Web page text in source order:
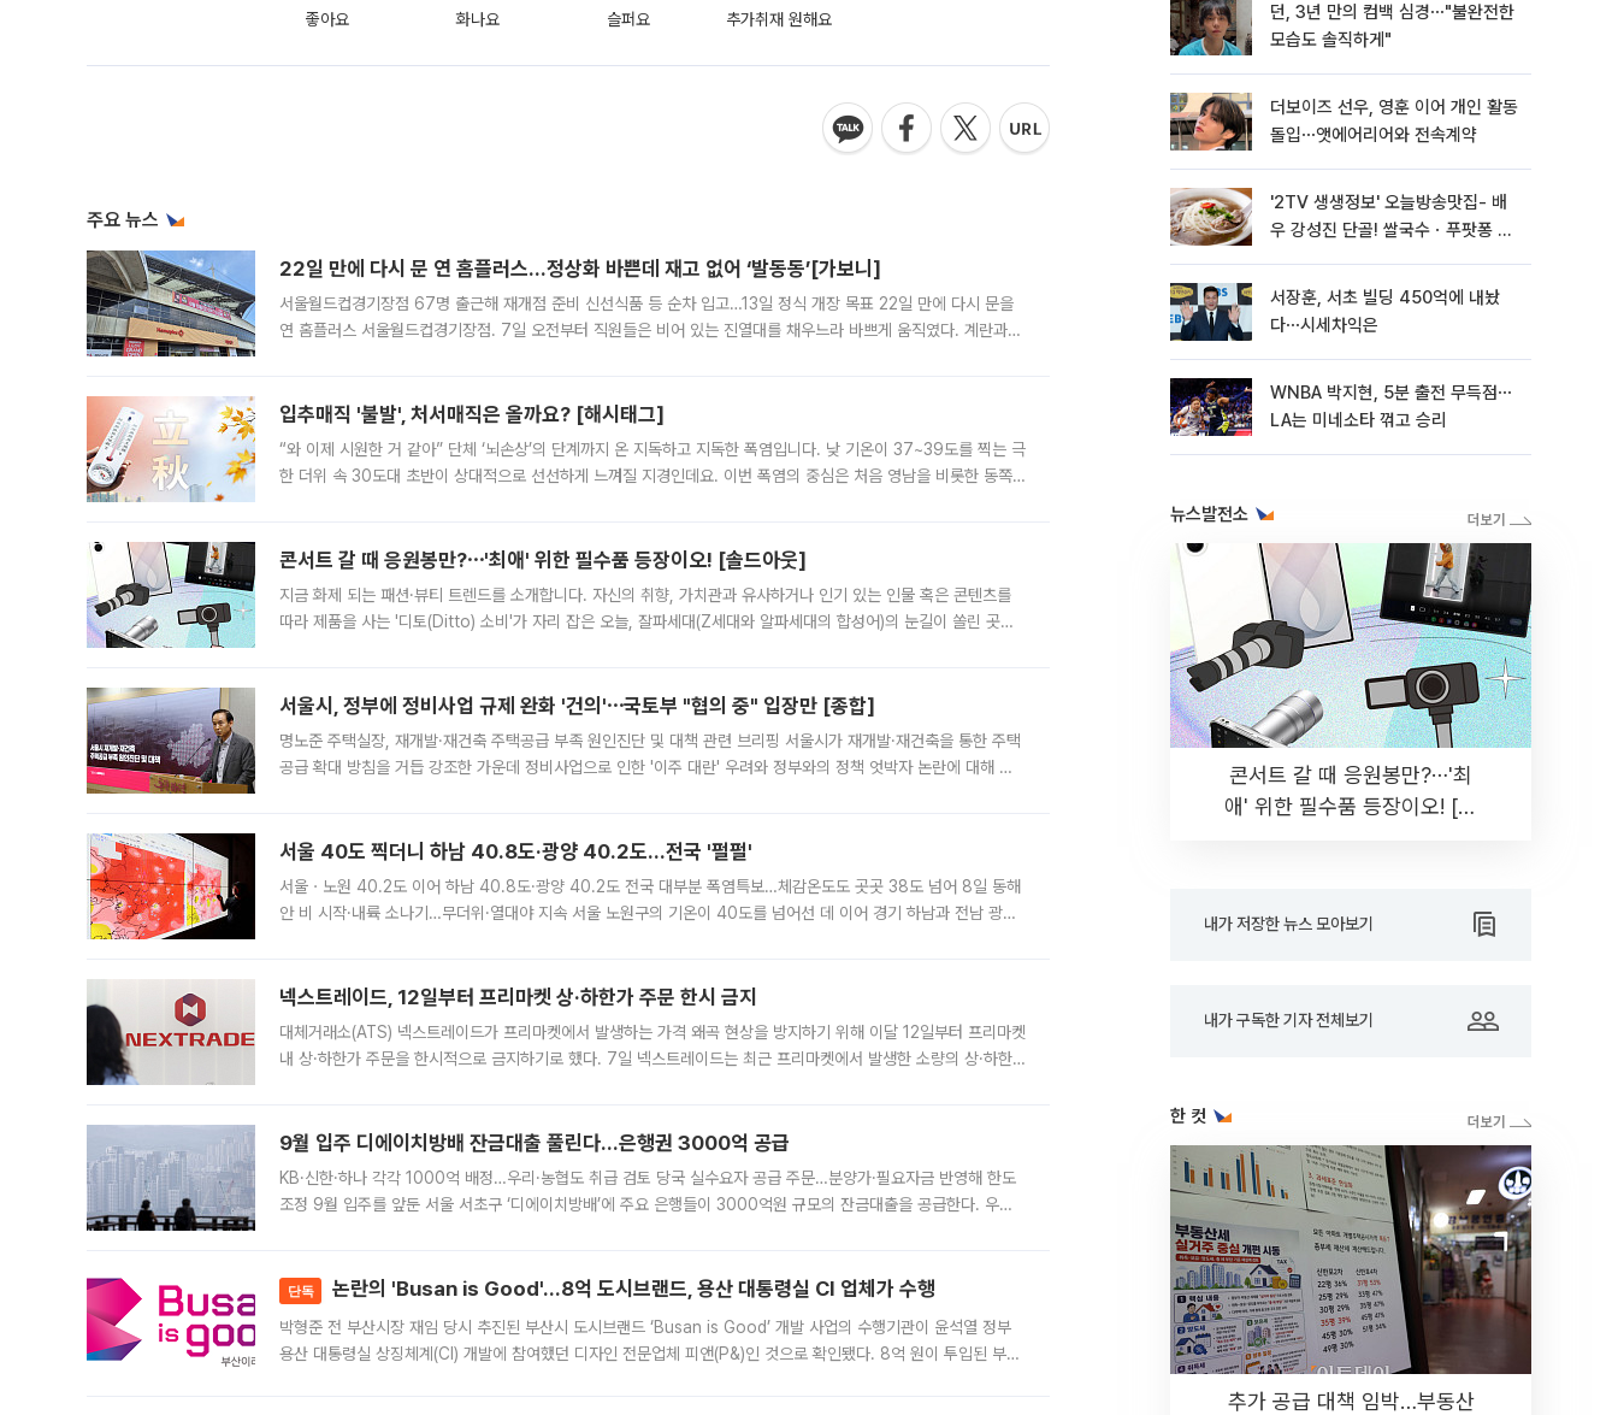
좋아요 화나요 슬퍼요 추가취재 원해요
주요 뉴스
22일 만에 다시 문 연 홈플러스…정상화 바쁜데 재고 없어 ‘발동동’[가보니]
서울월드컵경기장점 67명 출근해 재개점 준비 신선식품 등 순차 입고…13일 정식 개장 목표 22일 만에 다시 문을
연 홈플러스 서울월드컵경기장점. 7일 오전부터 직원들은 비어 있는 진열대를 채우느라 바쁘게 움직였다. 계란과
입추매직 '불발', 처서매직은 올까요? [해시태그]
“와 이제 시원한 거 같아” 단체 ‘뇌손상’의 단계까지 온 지독하고 지독한 폭염입니다. 낮 기온이 37~39도를 찍는 극
한 더위 속 30도대 초반이 상대적으로 선선하게 느껴질 지경인데요. 이번 폭염의 중심은 처음 영남을 비롯한 동쪽
콘서트 갈 때 응원봉만?⋯'최애' 위한 필수품 등장이오! [솔드아웃]
지금 화제 되는 패션·뷰티 트렌드를 소개합니다. 자신의 취향, 가치관과 유사하거나 인기 있는 인물 혹은 콘텐츠를
따라 제품을 사는 '디토(Ditto) 소비'가 자리 잡은 오늘, 잘파세대(Z세대와 알파세대의 합성어)의 눈길이 쏠린 곳은
서울시, 정부에 정비사업 규제 완화 '건의'⋯국토부 "협의 중" 입장만 [종합]
명노준 주택실장, 재개발·재건축 주택공급 부족 원인진단 및 대책 관련 브리핑 서울시가 재개발·재건축을 통한 주택
공급 확대 방침을 거듭 강조한 가운데 정비사업으로 인한 '이주 대란' 우려와 정부와의 정책 엇박자 논란에 대해 정
서울 40도 찍더니 하남 40.8도·광양 40.2도…전국 '펄펄'
서울ㆍ노원 40.2도 이어 하남 40.8도·광양 40.2도 전국 대부분 폭염특보…체감온도도 곳곳 38도 넘어 8일 동해
안 비 시작·내륙 소나기…무더위·열대야 지속 서울 노원구의 기온이 40도를 넘어선 데 이어 경기 하남과 전남 광양
넥스트레이드, 12일부터 프리마켓 상·하한가 주문 한시 금지
대체거래소(ATS) 넥스트레이드가 프리마켓에서 발생하는 가격 왜곡 현상을 방지하기 위해 이달 12일부터 프리마켓
내 상·하한가 주문을 한시적으로 금지하기로 했다. 7일 넥스트레이드는 최근 프리마켓에서 발생한 소량의 상·하한
9월 입주 디에이치방배 잔금대출 풀린다…은행권 3000억 공급
KB·신한·하나 각각 1000억 배정…우리·농협도 취급 검토 당국 실수요자 공급 주문…분양가·필요자금 반영해 한도
조정 9월 입주를 앞둔 서울 서초구 ‘디에이치방배’에 주요 은행들이 3000억원 규모의 잔금대출을 공급한다. 우리
단독 논란의 'Busan is Good'…8억 도시브랜드, 용산 대통령실 CI 업체가 수행
박형준 전 부산시장 재임 당시 추진된 부산시 도시브랜드 ‘Busan is Good’ 개발 사업의 수행기관이 윤석열 정부
용산 대통령실 상징체계(CI) 개발에 참여했던 디자인 전문업체 피앤(P&)인 것으로 확인됐다. 8억 원이 투입된 부산
던, 3년 만의 컴백 심경⋯"불완전한
모습도 솔직하게"
더보이즈 선우, 영훈 이어 개인 활동
돌입⋯앳에어리어와 전속계약
'2TV 생생정보' 오늘방송맛집- 배
우 강성진 단골! 쌀국수ㆍ푸팟퐁 커
서장훈, 서초 빌딩 450억에 내놨
다⋯시세차익은
WNBA 박지현, 5분 출전 무득점⋯
LA는 미네소타 꺾고 승리
뉴스발전소
콘서트 갈 때 응원봉만?⋯'최
애' 위한 필수품 등장이오! [솔
내가 저장한 뉴스 모아보기
내가 구독한 기자 전체보기
한 컷
추가 공급 대책 임박…부동산